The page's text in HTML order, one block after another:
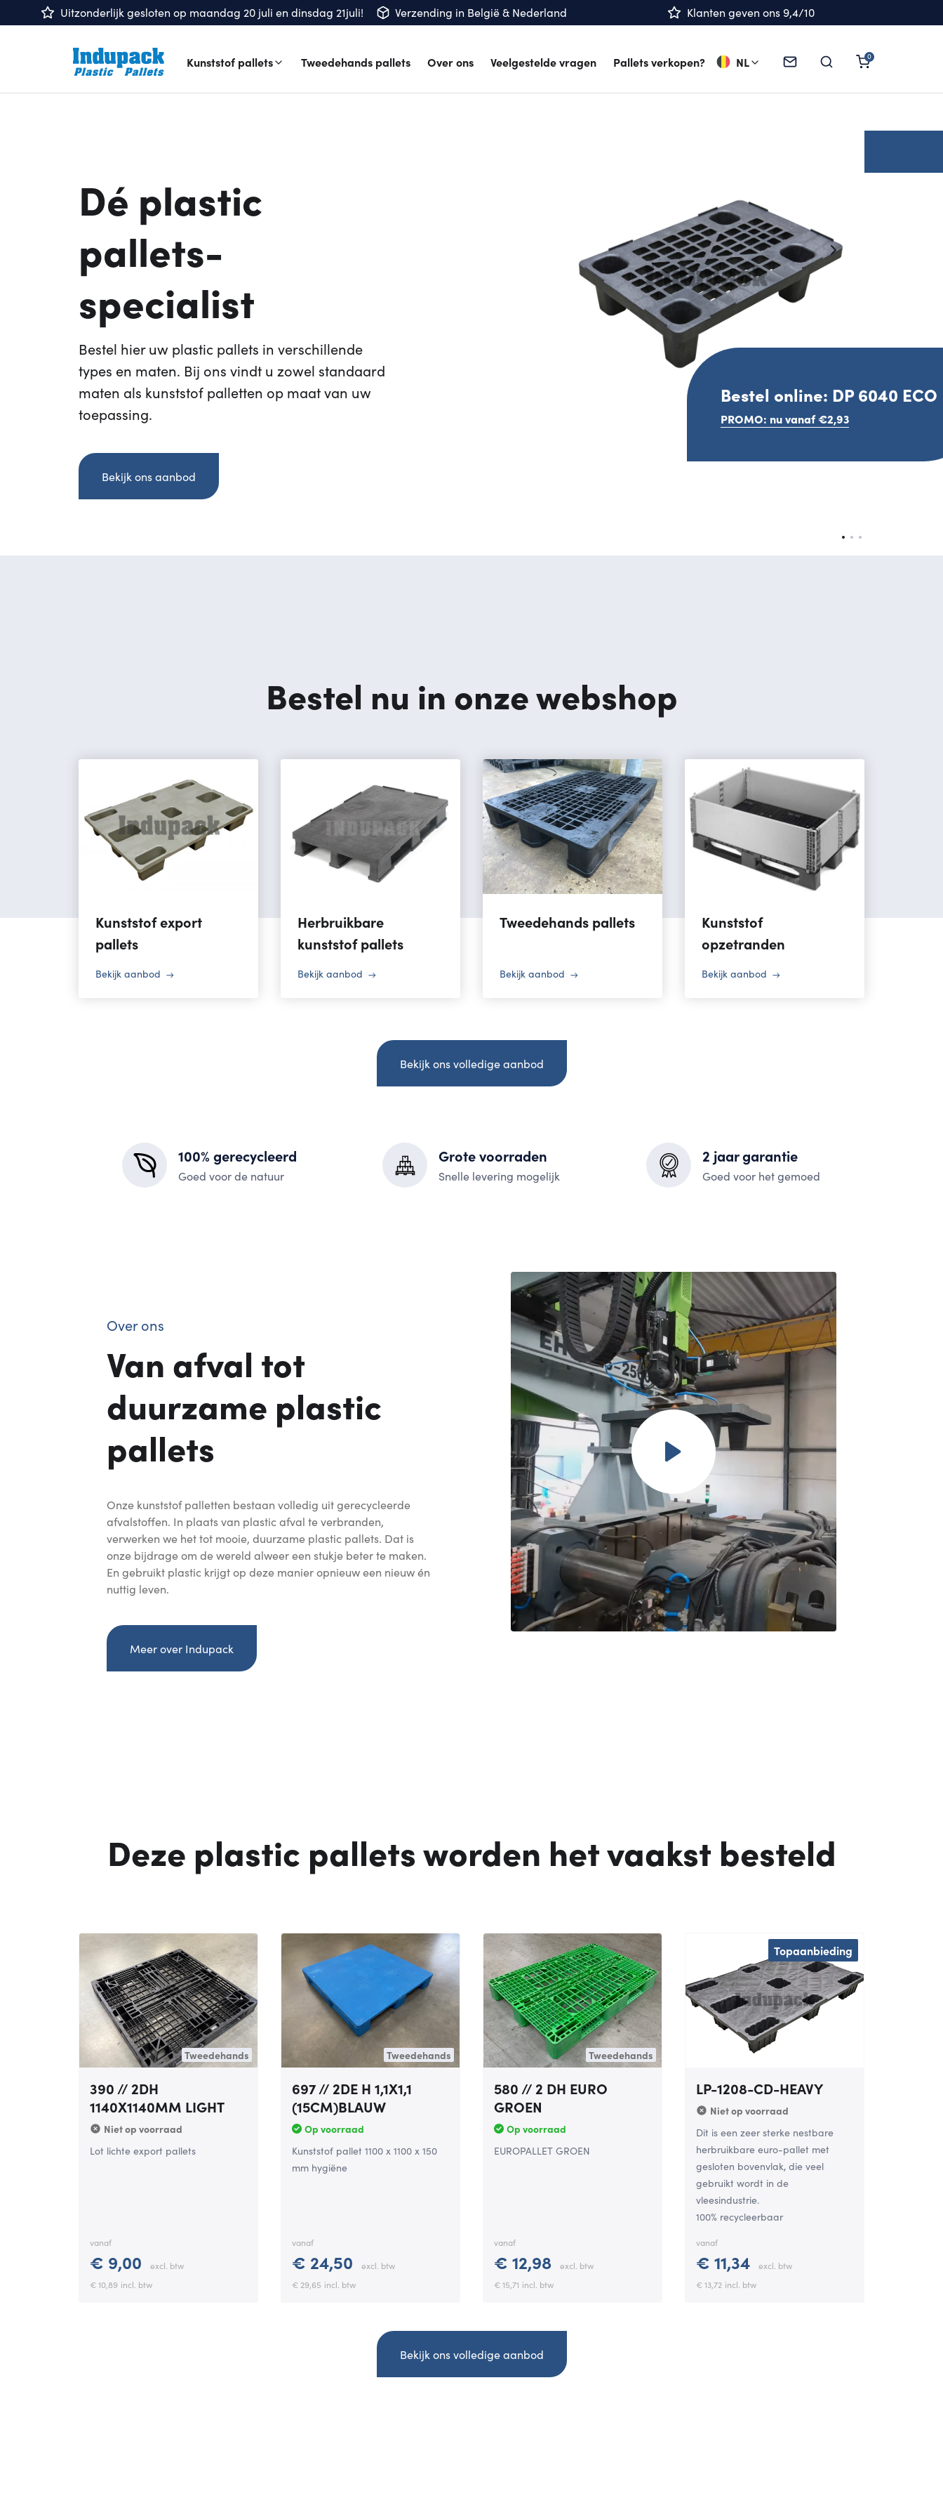
Uitzonderlijk gesloten op maandag 20 juli en dinsdag 21juli! Verzending in België & Nederland Klanten geven ons 9,4/10
Kunststof pallets Tweedehands pallets Over ons Veelgestelde vragen Pallets verkopen? NL
Dé plastic
pallets-
specialist
Bestel hier uw plastic pallets in verschillende
types en maten. Bij ons vindt u zowel standaard
maten als kunststof palletten op maat van uw
toepassing.
Bekijk ons aanbod
Bestel online: DP 6040 ECO
PROMO: nu vanaf €2,93
Bestel nu in onze webshop
Kunststof export
pallets
Bekijk aanbod
Herbruikbare
kunststof pallets
Bekijk aanbod
Tweedehands pallets
Bekijk aanbod
Kunststof
opzetranden
Bekijk aanbod
Bekijk ons volledige aanbod
100% gerecycleerd
Goed voor de natuur
Grote voorraden
Snelle levering mogelijk
2 jaar garantie
Goed voor het gemoed
Over ons
Van afval tot
duurzame plastic
pallets
Onze kunststof palletten bestaan volledig uit gerecycleerde
afvalstoffen. In plaats van plastic afval te verbranden,
verwerken we het tot mooie, duurzame plastic pallets. Dat is
onze bijdrage om de wereld alweer een stukje beter te maken.
En gebruikt plastic krijgt op deze manier opnieuw een nieuw én
nuttig leven.
Meer over Indupack
Deze plastic pallets worden het vaakst besteld
Tweedehands
390 // 2DH
1140X1140MM LIGHT
Niet op voorraad
Lot lichte export pallets
vanaf
€ 9,00
excl. btw
€ 10,89 incl. btw
Tweedehands
697 // 2DE H 1,1X1,1
(15CM)BLAUW
Op voorraad
Kunststof pallet 1100 x 1100 x 150
mm hygiëne
vanaf
€ 24,50
excl. btw
€ 29,65 incl. btw
Tweedehands
580 // 2 DH EURO
GROEN
Op voorraad
EUROPALLET GROEN
vanaf
€ 12,98
excl. btw
€ 15,71 incl. btw
Topaanbieding
LP-1208-CD-HEAVY
Niet op voorraad
Dit is een zeer sterke nestbare
herbruikbare euro-pallet met
gesloten bovenvlak, die veel
gebruikt wordt in de
vleesindustrie.
100% recycleerbaar
vanaf
€ 11,34
excl. btw
€ 13,72 incl. btw
Bekijk ons volledige aanbod